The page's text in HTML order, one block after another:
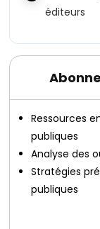
éditeurs
Ressources
publiques
Analyse des
Stratégies
publiques